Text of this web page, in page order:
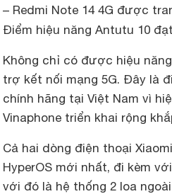
– Redmi Note 14 4G được
Điểm hiệu năng Antutu 10
Không chỉ có được hiệu
trợ kết nối mạng 5G. Đây là
chính hãng tại Việt Nam vì
Vinaphone triển khai rộng
Cả hai dòng điện thoại
HyperOS mới nhất, đi kèm
với đó là hệ thống 2 loa